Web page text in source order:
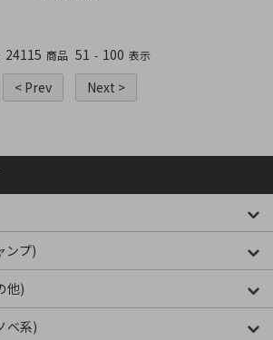
24115 商品 51 - 100 表示
< Prev Next >
ンプ)
他)
ベ系)